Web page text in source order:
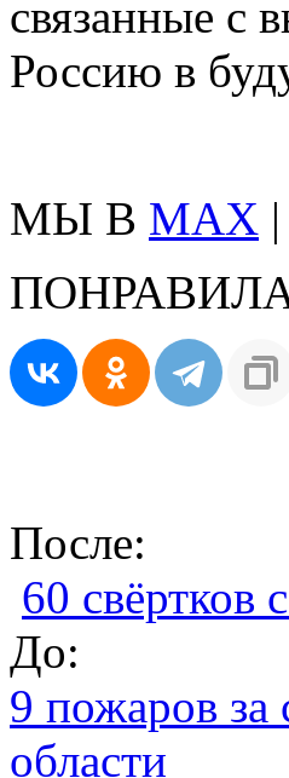
связанные с
Россию в
МЫ В MAX |
После:
60 свёртков
До:
9 пожаров за
области